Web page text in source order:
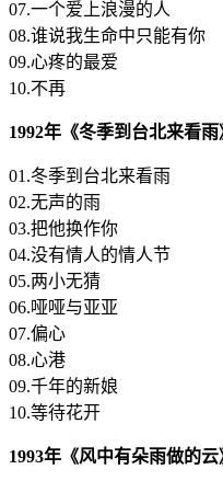
07.一个爱上浪漫的人
08.谁说我生命中只能有你
09.心疼的最爱
10.不再
1992年《冬季到台北来看
01.冬季到台北来看雨
02.无声的雨
03.把他换作你
04.没有情人的情人节
05.两小无猜
06.哑哑与亚亚
07.偏心
08.心港
09.千年的新娘
10.等待花开
1993年《风中有朵雨做的